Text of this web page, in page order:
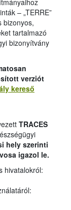
– „TERRE”
bizonyos,
tartalmazó
bizonyítvány
verziót
kereső
TRACES
hely szerinti
igazol le.
hivatalokról: